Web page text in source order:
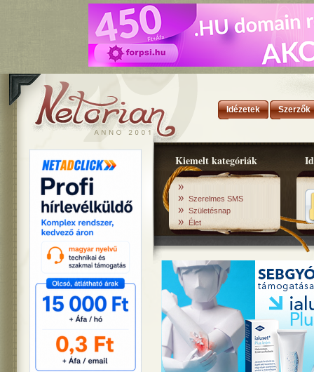
Idézetek Szerzők
Kiemelt kategóriák
»
» Szerelmes SMS
» Születésnap
» Élet